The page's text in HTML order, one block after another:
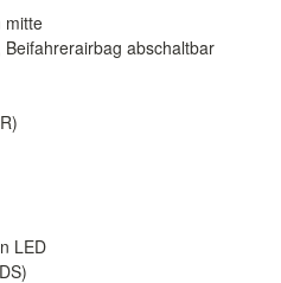
mitte
abschaltbar
LED